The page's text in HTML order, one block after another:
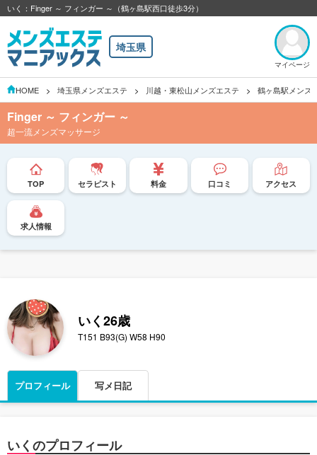
いく：Finger ～ フィンガー ～（鶴ヶ島駅西口徒歩3分）
埼玉県
マイページ
HOME 埼玉県メンズエステ 川越・東松山メンズエステ 鶴ヶ島駅メンズ
Finger ～ フィンガー ～
超一流メンズマッサージ
TOP セラピスト 料金 口コミ アクセス
求人情報
いく26歳
T151 B93(G) W58 H90
プロフィール 写メ日記
いくのプロフィール